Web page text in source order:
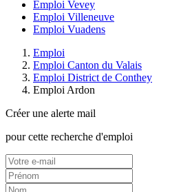
Emploi Vevey
Emploi Villeneuve
Emploi Vuadens
Emploi
Emploi Canton du Valais
Emploi District de Conthey
Emploi Ardon
Créer une alerte mail
pour cette recherche d'emploi